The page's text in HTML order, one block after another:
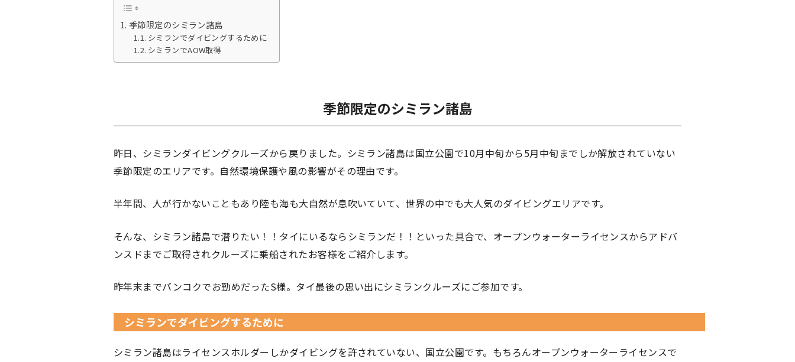
季節限定のシミラン諸島
シミランでダイビングするために
シミランでAOW取得
季節限定のシミラン諸島
昨日、シミランダイビングクルーズから戻りました。シミラン諸島は国立公園で10月中旬から5月中旬までしか解放されていない
季節限定のエリアです。自然環境保護や風の影響がその理由です。
半年間、人が行かないこともあり陸も海も大自然が息吹いていて、世界の中でも大人気のダイビングエリアです。
そんな、シミラン諸島で潜りたい！！タイにいるならシミランだ！！といった具合で、オープンウォーターライセンスからアドバ
ンスドまでご取得されクルーズに乗船されたお客様をご紹介します。
昨年末までバンコクでお勤めだったS様。タイ最後の思い出にシミランクルーズにご参加です。
シミランでダイビングするために
シミラン諸島はライセンスホルダーしかダイビングを許されていない、国立公園です。もちろんオープンウォーターライセンスで